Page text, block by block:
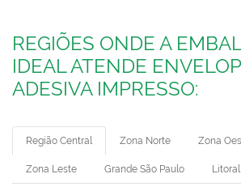
REGIÕES ONDE A
IDEAL ATENDE
ADESIVA IMPRESSO:
Região Central Zona Norte Zona
Zona Leste Grande São Paulo